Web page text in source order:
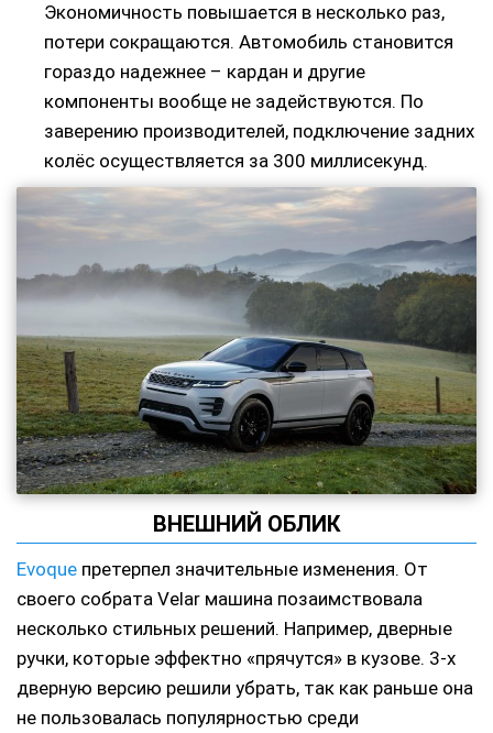
Экономичность повышается в несколько раз,
потери сокращаются. Автомобиль становится
гораздо надежнее – кардан и другие
компоненты вообще не задействуются. По
заверению производителей, подключение задних
колёс осуществляется за 300 миллисекунд.
ВНЕШНИЙ ОБЛИК
Evoque претерпел значительные изменения. От
своего собрата Velar машина позаимствовала
несколько стильных решений. Например, дверные
ручки, которые эффектно «прячутся» в кузове. 3-х
дверную версию решили убрать, так как раньше она
не пользовалась популярностью среди